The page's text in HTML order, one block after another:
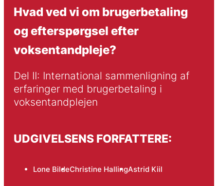
Hvad ved vi om brugerbetaling
og efterspørgsel efter
voksentandpleje?
Del II: International sammenligning af
erfaringer med brugerbetaling i
voksentandplejen
UDGIVELSENS FORFATTERE:
Lone BildeChristine HallingAstrid Kiil